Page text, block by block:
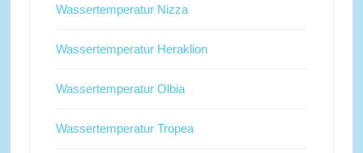
Wassertemperatur Nizza
Wassertemperatur Heraklion
Wassertemperatur Olbia
Wassertemperatur Tropea